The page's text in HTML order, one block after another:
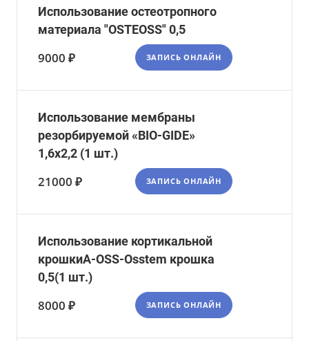
Использование остеотропного
материала "OSTEOSS" 0,5
9000 ₽ ЗАПИСЬ ОНЛАЙН
Использование мембраны
резорбируемой «BIO-GIDE»
1,6х2,2 (1 шт.)
21000 ₽ ЗАПИСЬ ОНЛАЙН
Использование кортикальной
крошкиA-OSS-Osstem крошка
0,5(1 шт.)
8000 ₽ ЗАПИСЬ ОНЛАЙН